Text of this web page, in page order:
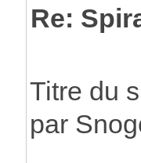
Re:
Titre du
par